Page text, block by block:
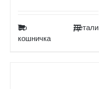
Во
кошничка
Детали